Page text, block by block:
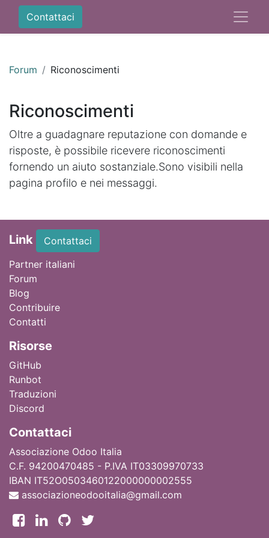
Contattaci
Forum Riconoscimenti
Riconoscimenti
Oltre a guadagnare reputazione con domande e
risposte, è possibile ricevere riconoscimenti
fornendo un aiuto sostanziale.Sono visibili nella
pagina profilo e nei messaggi.
Link
Contattaci
Partner italiani
Forum
Blog
Contribuire
Contatti
Risorse
GitHub
Runbot
Traduzioni
Discord
Contattaci
Associazione Odoo Italia
C.F. 94200470485 - P.IVA IT03309970733
IBAN IT52O0503460122000000002555
associazioneodooitalia@gmail.com